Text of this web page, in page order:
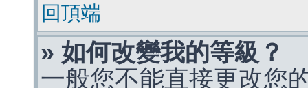
回頂端
» 如何改變我的等級？
一般您不能直接更改您